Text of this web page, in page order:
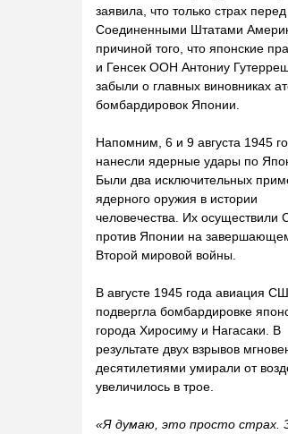
заявила, что только страх перед
Соединенными Штатами
причиной того, что японские
и Генсек ООН Антониу
забыли о главных виновниках
бомбардировок Японии.
Напомним, 6 и 9 августа 1945
нанесли ядерные удары по
Были два исключительных
ядерного оружия в истории
человечества. Их осуществили
против Японии на
Второй мировой войны.
В августе 1945 года авиация
подвергла бомбардировке
города Хиросиму и Нагасаки. В
результате двух взрывов
десятилетиями умирали от
увеличилось в трое.
«Я думаю, это просто страх.